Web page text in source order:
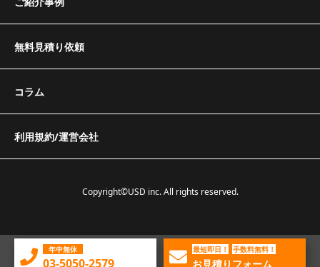
年中無休
03-5050-2579
最短即日！ 手数料無料！
お見積りフォーム
無料見積り依頼
コラム
利用規約/運営会社
Copyright©USD inc. All rights reserved.